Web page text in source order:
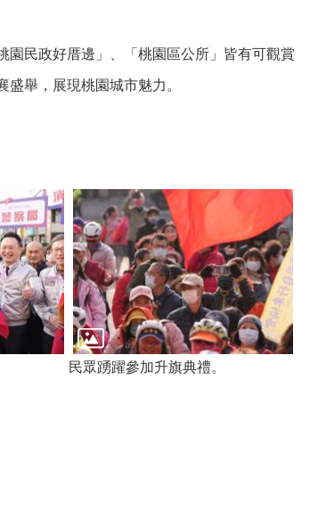
民政好厝邊」、「桃園區公所」皆有可觀賞
舉，展現桃園城市魅力。
民眾踴躍參加升旗典禮。